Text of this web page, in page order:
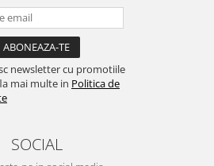
newsletter cu promotiile
mai multe in Politica de
SOCIAL